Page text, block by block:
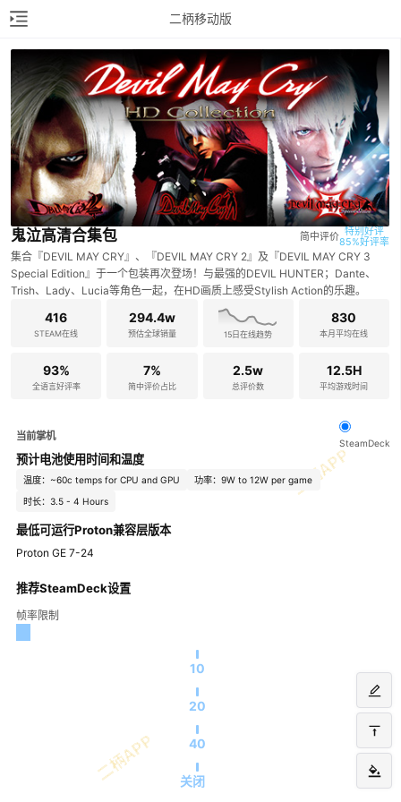
二柄移动版
鬼泣高清合集包 简中评价 特别好评
85%好评率
集合『DEVIL MAY CRY』、『DEVIL MAY CRY 2』及『DEVIL MAY CRY 3
Special Edition』于一个包装再次登场！与最强的DEVIL HUNTER；Dante、
Trish、Lady、Lucia等角色一起，在HD画质上感受Stylish Action的乐趣。
416
STEAM在线
294.4w
预估全球销量 15日在线趋势
830
本月平均在线
93%
全语言好评率
7%
简中评价占比
2.5w
总评价数
12.5H
平均游戏时间
当前掌机
SteamDeck
预计电池使用时间和温度
温度：~60c temps for CPU and GPU 功率：9W to 12W per game
时长：3.5 - 4 Hours
最低可运行Proton兼容层版本
Proton GE 7-24
推荐SteamDeck设置
帧率限制
10
20
40
关闭